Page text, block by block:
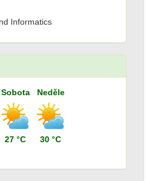
Informatics
Sobota
27 °C
Neděle
30 °C